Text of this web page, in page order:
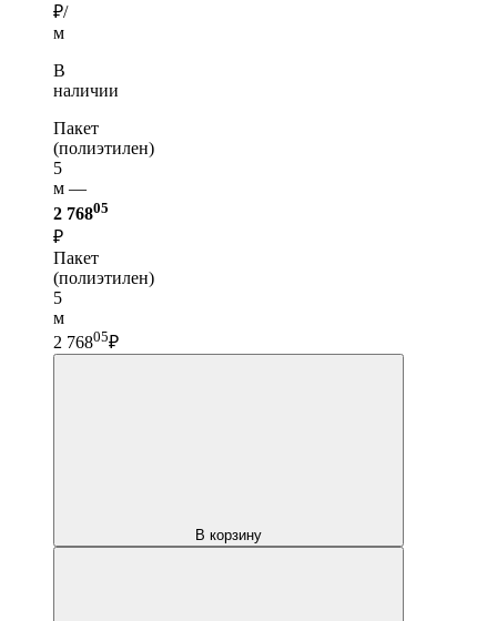
₽/
м
В
наличии
Пакет
(полиэтилен)
5
м —
2 76805
₽
Пакет
(полиэтилен)
5
м
2 76805₽
В корзину